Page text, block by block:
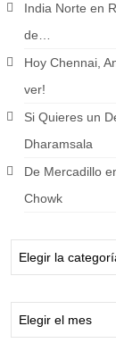
India Norte en
de…
Hoy Chennai,
ver!
Si Quieres un
Dharamsala
De Mercadillo
Chowk